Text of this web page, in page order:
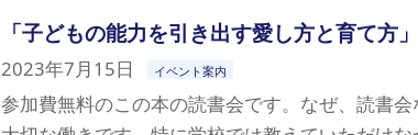
「子どもの能力を引き出す愛し方と育て方」
2023年7月15日 イベント案内
参加費無料のこの本の読書会です。なぜ、読書